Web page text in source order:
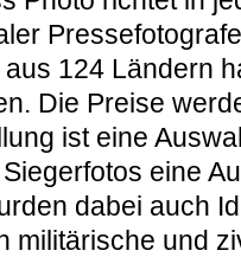
124 Ländern
Die Preise
ist eine
eine
dabei auch
militärische und